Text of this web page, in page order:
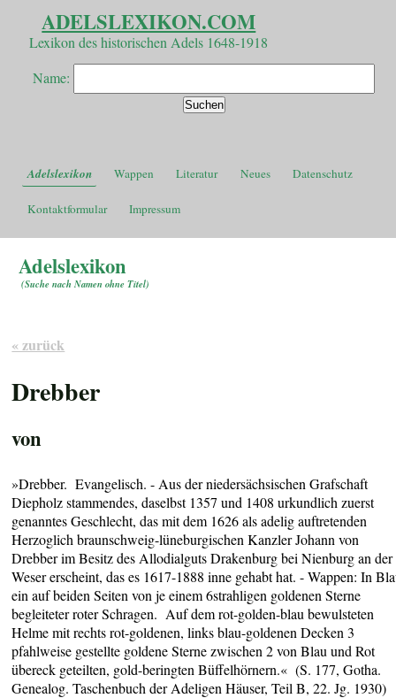
ADELSLEXIKON.COM
Lexikon des historischen Adels 1648-1918
Name:
Adelslexikon Wappen Literatur Neues Datenschutz
Kontaktformular Impressum
Adelslexikon
(Suche nach Namen ohne Titel)
« zurück
Drebber
von
»Drebber. Evangelisch. - Aus der niedersächsischen Grafschaft
Diepholz stammendes, daselbst 1357 und 1408 urkundlich zuerst
genanntes Geschlecht, das mit dem 1626 als adelig auftretenden
Herzoglich braunschweig-lüneburgischen Kanzler Johann von
Drebber im Besitz des Allodialguts Drakenburg bei Nienburg an der
Weser erscheint, das es 1617-1888 inne gehabt hat. - Wappen: In
ein auf beiden Seiten von je einem 6strahligen goldenen Sterne
begleiteter roter Schragen. Auf dem rot-golden-blau bewulsteten
Helme mit rechts rot-goldenen, links blau-goldenen Decken 3
pfahlweise gestellte goldene Sterne zwischen 2 von Blau und Rot
übereck geteilten, gold-beringten Büffelhörnern.« (S. 177, Gotha.
Genealog. Taschenbuch der Adeligen Häuser, Teil B, 22. Jg. 1930)